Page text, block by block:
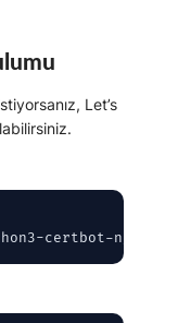
Let’s
certbot-nginx -